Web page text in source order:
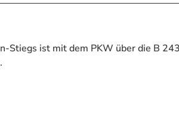
Stiegs ist mit dem PKW über die B